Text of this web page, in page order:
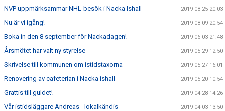
NVP uppmärksammar NHL-besök i Nacka Ishall 2019-08-25 20:03
Nu är vi igång! 2019-08-09 20:54
Boka in den 8 september för Nackadagen! 2019-06-03 21:48
Årsmötet har valt ny styrelse 2019-05-29 12:50
Skrivelse till kommunen om istidstaxorna 2019-05-27 16:01
Renovering av cafeterian i Nacka ishall 2019-05-20 10:54
Grattis till guldet! 2019-04-28 14:26
Vår istidsläggare Andreas - lokalkändis 2019-04-03 13:50